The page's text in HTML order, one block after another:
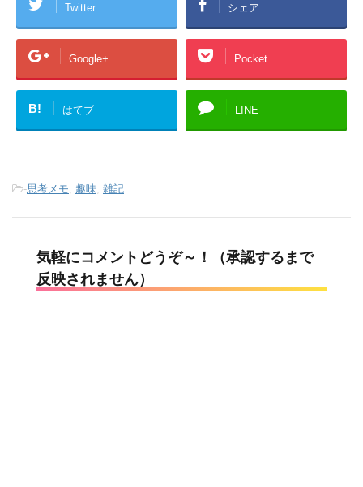
Twitter シェア
Google+ Pocket
B! はてブ LINE
-思考メモ, 趣味, 雑記
気軽にコメントどうぞ～！（承認するまで
反映されません）